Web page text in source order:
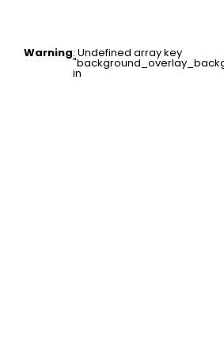
Warning: Undefined array key
in